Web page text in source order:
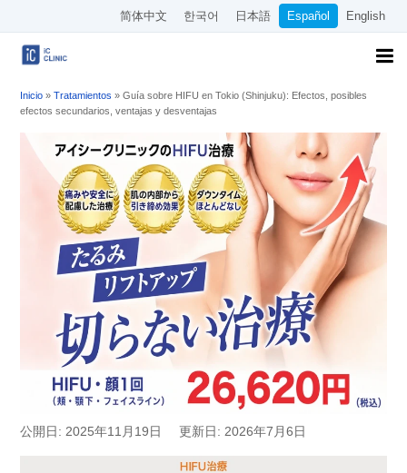
简体中文 한국어 日本語 Español English
Inicio » Tratamientos » Guía sobre HIFU en Tokio (Shinjuku): Efectos, posibles
efectos secundarios, ventajas y desventajas
公開日: 2025年11月19日 更新日: 2026年7月6日